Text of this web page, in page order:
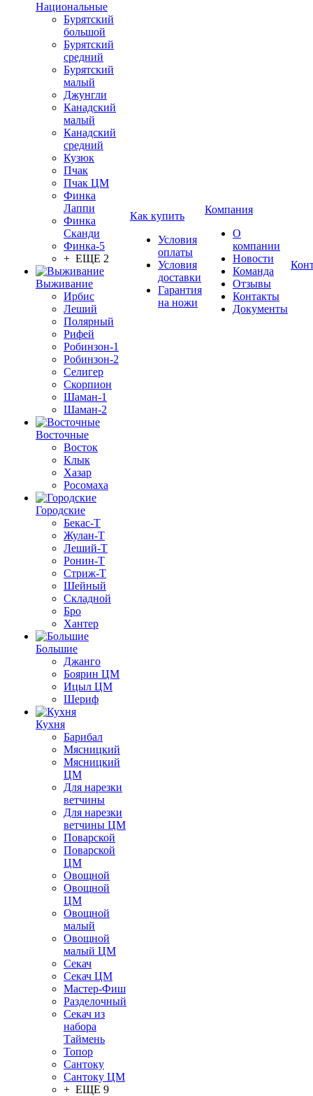
Национальные
Бурятский
большой
Бурятский
средний
Бурятский
малый
Джунгли
Канадский
малый
Канадский
средний
Кузюк
Пчак
Пчак ЦМ
Финка
Лаппи
Финка
Сканди
Финка-5
+ ЕЩЕ 2
Выживание
Ирбис
Леший
Полярный
Рифей
Робинзон-1
Робинзон-2
Селигер
Скорпион
Шаман-1
Шаман-2
Восточные
Восток
Клык
Хазар
Росомаха
Городские
Бекас-Т
Жулан-Т
Леший-Т
Ронин-Т
Стриж-Т
Шейный
Складной
Бро
Хантер
Большие
Джанго
Боярин ЦМ
Ицыл ЦМ
Шериф
Кухня
Барибал
Мясницкий
Мясницкий
ЦМ
Для нарезки
ветчины
Для нарезки
ветчины ЦМ
Поварской
Поварской
ЦМ
Овощной
Овощной
ЦМ
Овощной
малый
Овощной
малый ЦМ
Секач
Секач ЦМ
Мастер-Фиш
Разделочный
Секач из
набора
Таймень
Топор
Сантоку
Сантоку ЦМ
+ ЕЩЕ 9
Как купить
Условия
оплаты
Условия
доставки
Гарантия
на ножи
Компания
О
компании
Новости
Команда
Отзывы
Контакты
Документы